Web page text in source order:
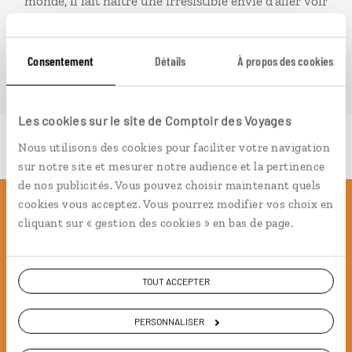
Consentement Détails À propos des cookies
Les cookies sur le site de Comptoir des Voyages
Nous utilisons des cookies pour faciliter votre navigation
sur notre site et mesurer notre audience et la pertinence
de nos publicités. Vous pouvez choisir maintenant quels
cookies vous acceptez. Vous pourrez modifier vos choix en
cliquant sur « gestion des cookies » en bas de page.
TOUT ACCEPTER
PERSONNALISER
PLONGER DANS NOTRE MAGAZINE
Pourquoi voyager avec
nous
Soyons honnête, nous ne sommes pas les seuls
à proposer des voyages sur mesure,
avons quelques atouts qui font